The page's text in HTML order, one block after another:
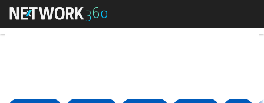
Los smartphones plegables